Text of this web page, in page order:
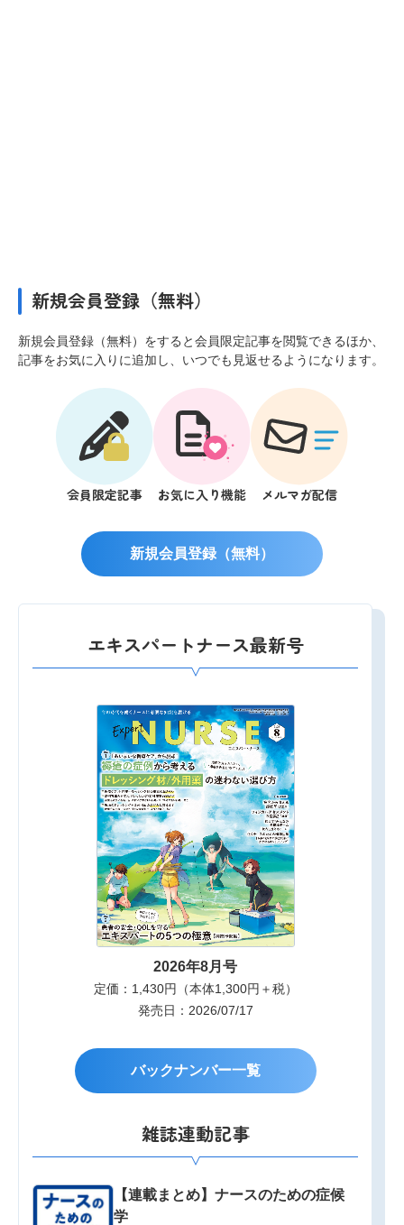
新規会員登録（無料）
新規会員登録（無料）をすると会員限定記事を閲覧できるほか、
記事をお気に入りに追加し、いつでも見返せるようになります。
会員限定記事 お気に入り機能 メルマガ配信
新規会員登録（無料）
エキスパートナース最新号
2026年8月号
定価：1,430円（本体1,300円＋税）
発売日：2026/07/17
バックナンバー一覧
雑誌連動記事
【連載まとめ】ナースのための症候
学